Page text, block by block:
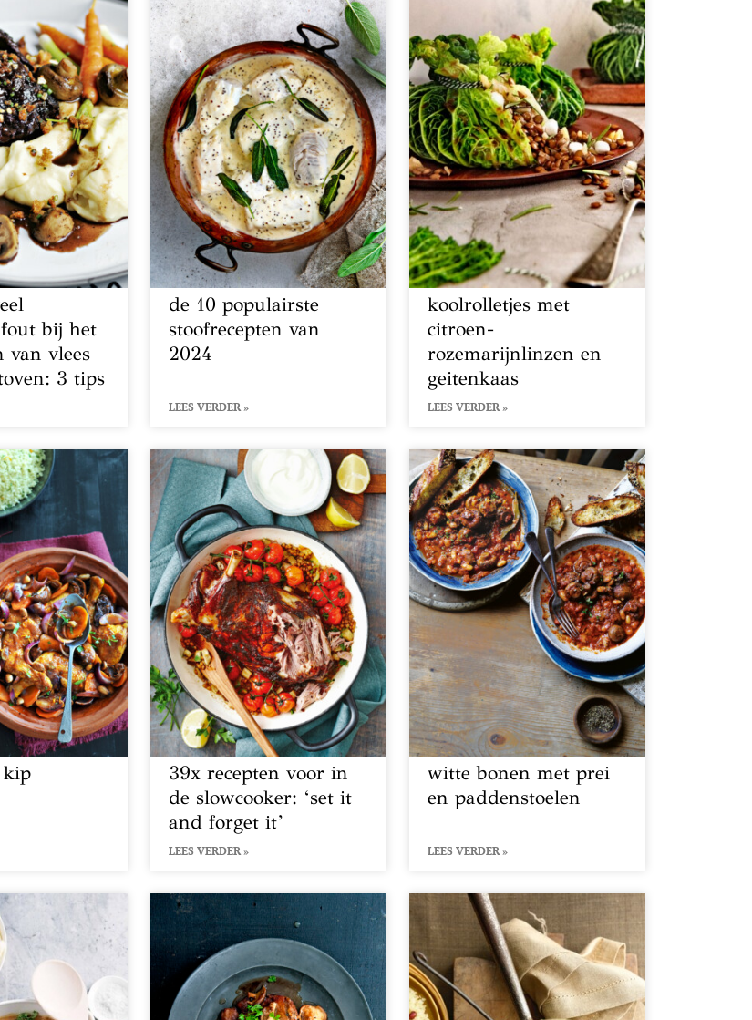
bij het
van vlees
3 tips
de 10 populairste
stoofrecepten van
2024
LEES VERDER »
koolrolletjes met
citroen-
rozemarijnlinzen en
geitenkaas
LEES VERDER »
kip
39x recepten voor in
de slowcooker: ‘set it
and forget it’
LEES VERDER »
witte bonen met prei
en paddenstoelen
LEES VERDER »